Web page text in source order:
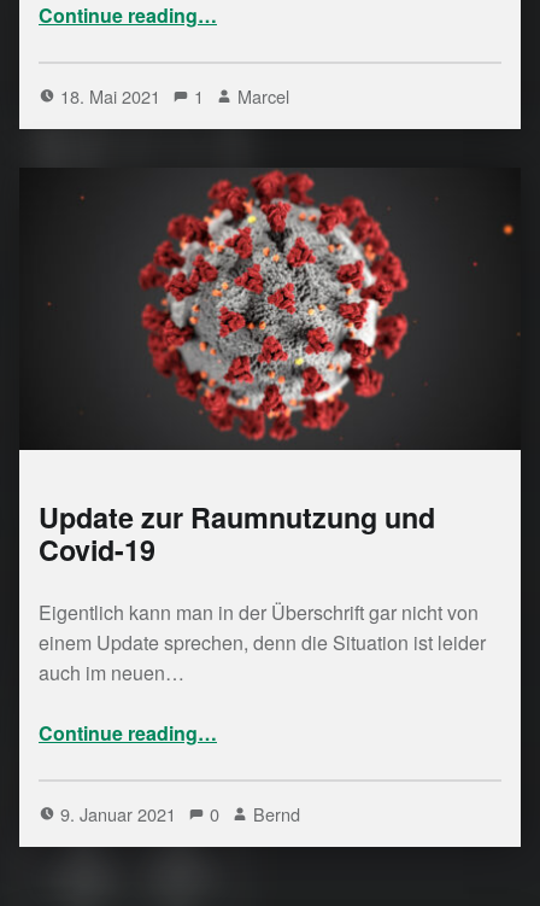
Continue reading…
18. Mai 2021 1 Marcel
Update zur Raumnutzung und
Covid-19
Eigentlich kann man in der Überschrift gar nicht von
einem Update sprechen, denn die Situation ist leider
auch im neuen…
Continue reading…
9. Januar 2021 0 Bernd